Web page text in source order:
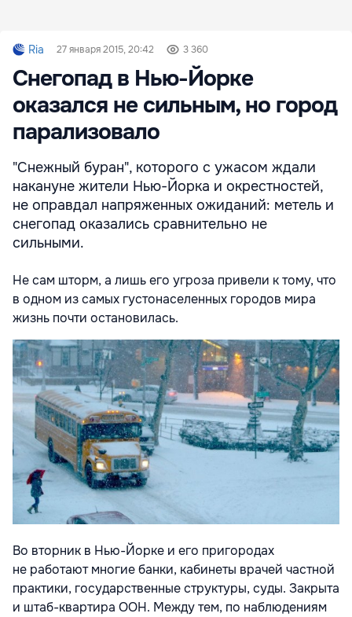
Ria 27 января 2015, 20:42 3 360
Снегопад в Нью-Йорке
оказался не сильным, но город
парализовало
"Снежный буран", которого с ужасом ждали
накануне жители Нью-Йорка и окрестностей,
не оправдал напряженных ожиданий: метель и
снегопад оказались сравнительно не
сильными.
Не сам шторм, а лишь его угроза привели к тому, что
в одном из самых густонаселенных городов мира
жизнь почти остановилась.
Во вторник в Нью-Йорке и его пригородах
не работают многие банки, кабинеты врачей частной
практики, государственные структуры, суды. Закрыта
и штаб-квартира ООН. Между тем, по наблюдениям